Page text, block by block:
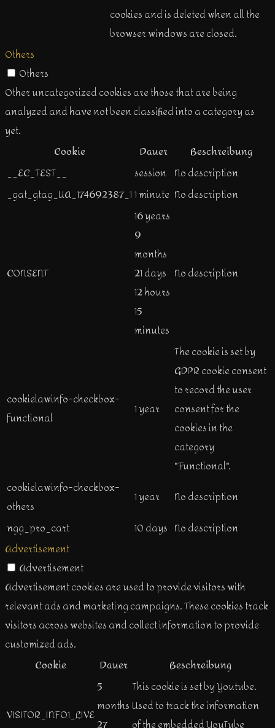
cookies and is deleted when all the
browser windows are closed.
Others
Others
Other uncategorized cookies are those that are being
analyzed and have not been classified into a category as
yet.
Cookie
Dauer
Beschreibung
__EC_TEST__
session No description
_gat_gtag_UA_174692387_11 minute No description
CONSENT
16 years
9
months
21 days
12 hours
15
minutes
No description
cookielawinfo-checkbox-
functional
1 year
The cookie is set by
GDPR cookie consent
to record the user
consent for the
cookies in the
category
"Functional".
cookielawinfo-checkbox-
others
1 year
No description
ngg_pro_cart
10 days No description
Advertisement
Advertisement
Advertisement cookies are used to provide visitors with
relevant ads and marketing campaigns. These cookies track
visitors across websites and collect information to provide
customized ads.
Cookie
Dauer Beschreibung
VISITOR_INFO1_LIVE
5
months
This cookie is set by Youtube.
Used to track the information